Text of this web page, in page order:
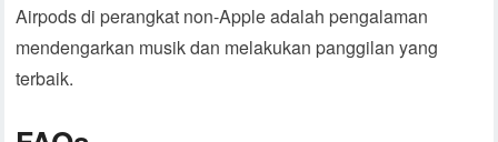
Airpods di perangkat non-Apple adalah pengalaman
mendengarkan musik dan melakukan panggilan yang
terbaik.